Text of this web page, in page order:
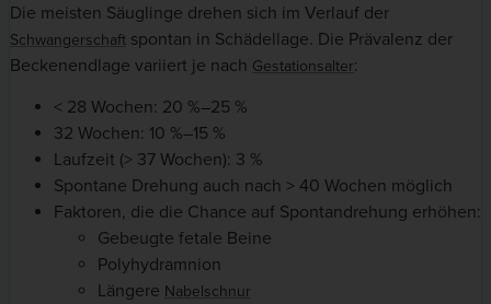
Die meisten Säuglinge drehen sich im Verlauf der
Schwangerschaft spontan in Schädellage. Die Prävalenz der
Beckenendlage variiert je nach Gestationsalter:
< 28 Wochen: 20 %–25 %
32 Wochen: 10 %–15 %
Laufzeit (> 37 Wochen): 3 %
Spontane Drehung auch nach > 40 Wochen möglich
Faktoren, die die Chance auf Spontandrehung erhöhen:
Gebeugte fetale Beine
Polyhydramnion
Längere Nabelschnur